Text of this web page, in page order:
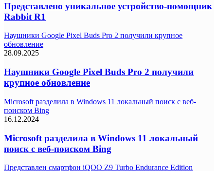
Представлено уникальное устройство-помощник
Rabbit R1
Наушники Google Pixel Buds Pro 2 получили крупное
обновление
28.09.2025
Наушники Google Pixel Buds Pro 2 получили
крупное обновление
Microsoft разделила в Windows 11 локальный поиск с веб-
поиском Bing
16.12.2024
Microsoft разделила в Windows 11 локальный
поиск с веб-поиском Bing
Представлен смартфон iQOO Z9 Turbo Endurance Edition